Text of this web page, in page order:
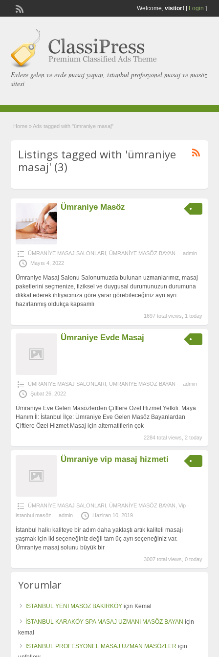
Welcome, visitor! [ Login ]
Evlere gelen ve evde masaj yapan, istanbul profesyonel masaj ve masöz
sitesi
Home » Ads tagged with "ümraniye masaj"
Listings tagged with 'ümraniye
masaj' (3)
Ümraniye Masöz
ÜMRANİYE MASAJ SALONLARI ÜMRANİYE MASÖZ BAYAN
admin
Mayıs 4, 2022
Ümraniye Masaj Salonu Salonumuzda bulunan uzmanlarımız, masaj
paketlerini seçmenize, fiziksel ve duygusal durumunuzun durumuna
dikkat ederek ihtiyacınıza göre yarar görebileceğiniz ayrı ayrı
hazırlanmış oldukça kapsamlı
1697 total views, 1 today
Ümraniye Evde Masaj
ÜMRANİYE MASAJ SALONLARI ÜMRANİYE MASÖZ BAYAN
admin
Şubat 26, 2022
Ümraniye Eve Gelen Masözlerden Çiftlere Özel Hizmet Yetkili: Maya
Hanım İl: İstanbul İlçe: Ümraniye Eve Gelen Masöz Bayanlardan
Çiftlere Özel Hizmet Masaj için alternatiflerin çok
2284 total views, 2 today
Ümraniye vip masaj hizmeti
ÜMRANİYE MASAJ SALONLARI ÜMRANİYE MASÖZ BAYAN Vip
istanbul masöz
admin Haziran 10, 2019
İstanbul halkı kaliteye bir adım daha yaklaştı artık kaliteli masajı
yaşmak için iki seçeneğiniz değil tam üç ayrı seçeneğiniz var.
Ümraniye masaj solunu büyük bir
3007 total views, 0 today
Yorumlar
İSTANBUL YENİ MASÖZ BAKIRKÖY için Kemal
İSTANBUL KARAKÖY SPA MASAJ UZMANI MASÖZ BAYAN için
kemal
İSTANBUL PROFESYONEL MASAJ UZMAN MASÖZLER için